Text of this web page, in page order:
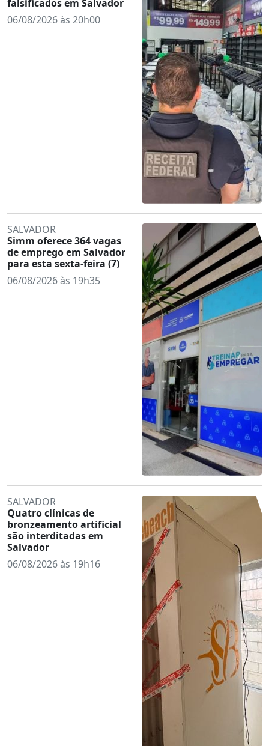
falsificados em Salvador
06/08/2026 às 20h00
SALVADOR
Simm oferece 364 vagas
de emprego em Salvador
para esta sexta-feira (7)
06/08/2026 às 19h35
SALVADOR
Quatro clínicas de
bronzeamento artificial
são interditadas em
Salvador
06/08/2026 às 19h16